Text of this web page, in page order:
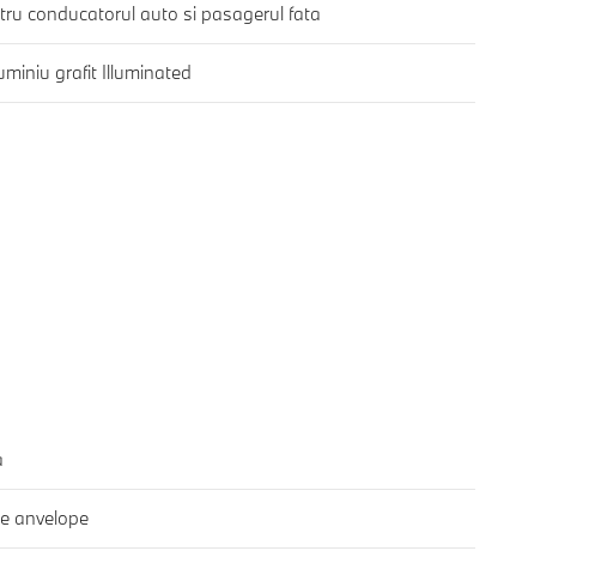
conducatorul auto si pasagerul fata
grafit Illuminated
anvelope